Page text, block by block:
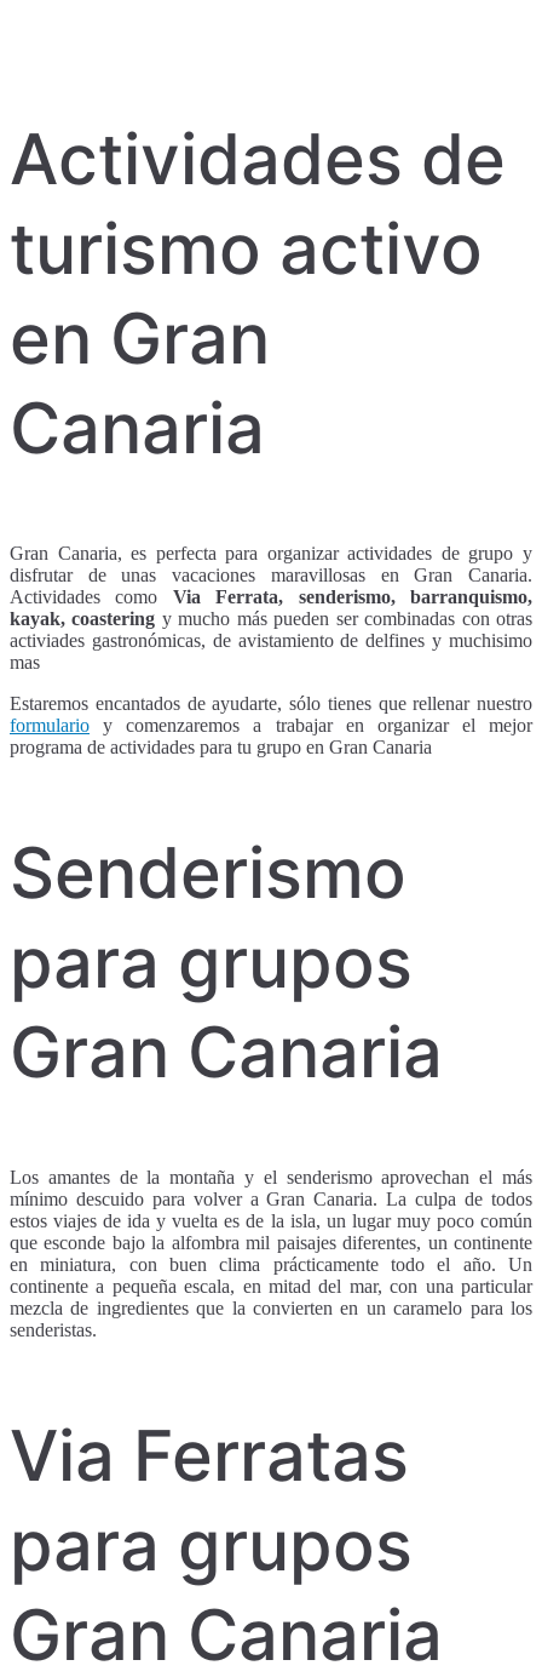
Actividades de
turismo activo
en Gran
Canaria
Gran Canaria, es perfecta para organizar actividades de grupo y
disfrutar de unas vacaciones maravillosas en Gran Canaria.
Actividades como Via Ferrata, senderismo, barranquismo,
kayak, coastering y mucho más pueden ser combinadas con otras
activiades gastronómicas, de avistamiento de delfines y muchisimo
mas
Estaremos encantados de ayudarte, sólo tienes que rellenar nuestro
formulario y comenzaremos a trabajar en organizar el mejor
programa de actividades para tu grupo en Gran Canaria
Senderismo
para grupos
Gran Canaria
Los amantes de la montaña y el senderismo aprovechan el más
mínimo descuido para volver a Gran Canaria. La culpa de todos
estos viajes de ida y vuelta es de la isla, un lugar muy poco común
que esconde bajo la alfombra mil paisajes diferentes, un continente
en miniatura, con buen clima prácticamente todo el año. Un
continente a pequeña escala, en mitad del mar, con una particular
mezcla de ingredientes que la convierten en un caramelo para los
senderistas.
Via Ferratas
para grupos
Gran Canaria